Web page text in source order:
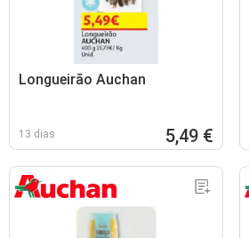
Longueirão Auchan
13 dias 5,49 €